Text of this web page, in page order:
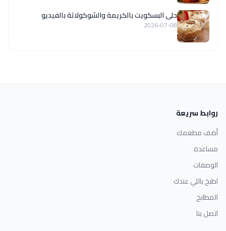
حلى البسكويت بالكريمة والشوكولاتة بالفيديو
2026-07-08
روابط سريعة
أضف مطعمك
مساعدة
الوصفات
اطبخ باللي عندك
المطابخ
اتصل بنا